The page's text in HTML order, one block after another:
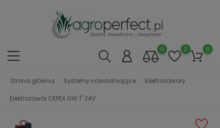
0 0 0
Strona główna Systemy nawadniające Elektrozawory
Elektrozawór CEPEX GW 1'' 24V